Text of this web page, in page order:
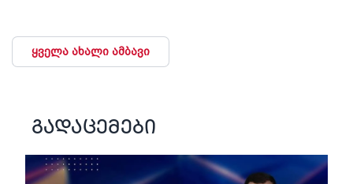
ყველა ახალი ამბავი
გადაცემები